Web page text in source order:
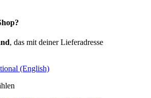
, das mit deiner Lieferadresse
(English)